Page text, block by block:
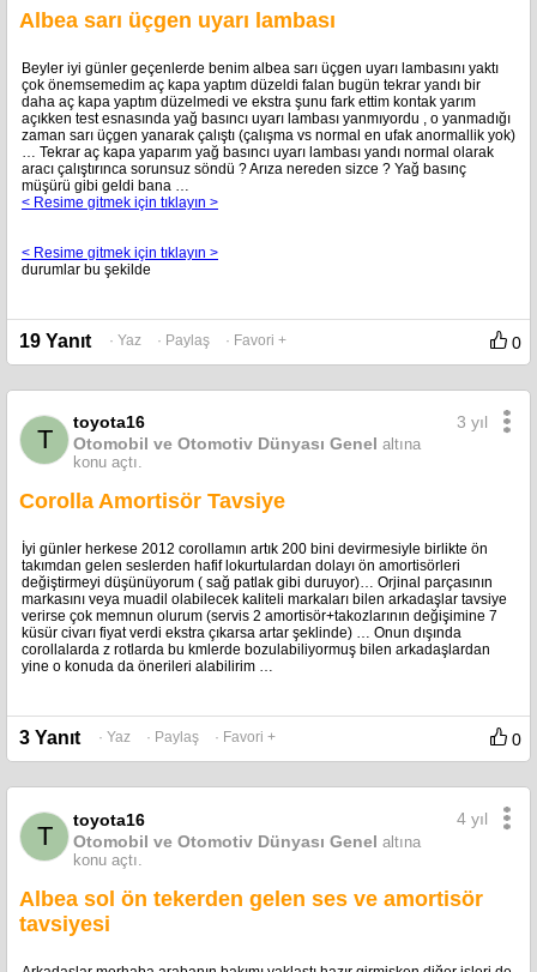
Albea sarı üçgen uyarı lambası
Beyler iyi günler geçenlerde benim albea sarı üçgen uyarı lambasını yaktı
çok önemsemedim aç kapa yaptım düzeldi falan bugün tekrar yandı bir
daha aç kapa yaptım düzelmedi ve ekstra şunu fark ettim kontak yarım
açıkken test esnasında yağ basıncı uyarı lambası yanmıyordu , o yanmadığı
zaman sarı üçgen yanarak çalıştı (çalışma vs normal en ufak anormallik yok)
… Tekrar aç kapa yaparım yağ basıncı uyarı lambası yandı normal olarak
aracı çalıştırınca sorunsuz söndü ? Arıza nereden sizce ? Yağ basınç
müşürü gibi geldi bana …
< Resime gitmek için tıklayın >
< Resime gitmek için tıklayın >
durumlar bu şekilde
19 Yanıt · Yaz · Paylaş · Favori + 0
T
toyota16
Otomobil ve Otomotiv Dünyası Genel altına
konu açtı.
3 yıl
Corolla Amortisör Tavsiye
İyi günler herkese 2012 corollamın artık 200 bini devirmesiyle birlikte ön
takımdan gelen seslerden hafif lokurtulardan dolayı ön amortisörleri
değiştirmeyi düşünüyorum ( sağ patlak gibi duruyor)… Orjinal parçasının
markasını veya muadil olabilecek kaliteli markaları bilen arkadaşlar tavsiye
verirse çok memnun olurum (servis 2 amortisör+takozlarının değişimine 7
küsür civarı fiyat verdi ekstra çıkarsa artar şeklinde) … Onun dışında
corollalarda z rotlarda bu kmlerde bozulabiliyormuş bilen arkadaşlardan
yine o konuda da önerileri alabilirim …
3 Yanıt · Yaz · Paylaş · Favori + 0
T
toyota16
Otomobil ve Otomotiv Dünyası Genel altına
konu açtı.
4 yıl
Albea sol ön tekerden gelen ses ve amortisör
tavsiyesi